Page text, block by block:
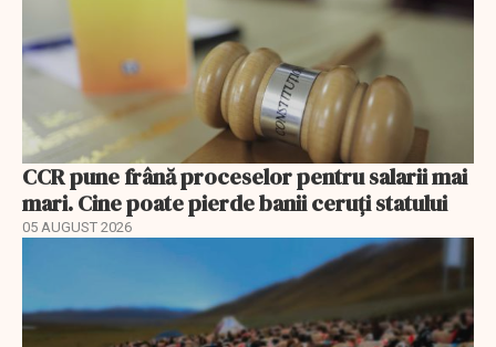
CCR pune frână proceselor pentru salarii mai
mari. Cine poate pierde banii ceruți statului
05 AUGUST 2026